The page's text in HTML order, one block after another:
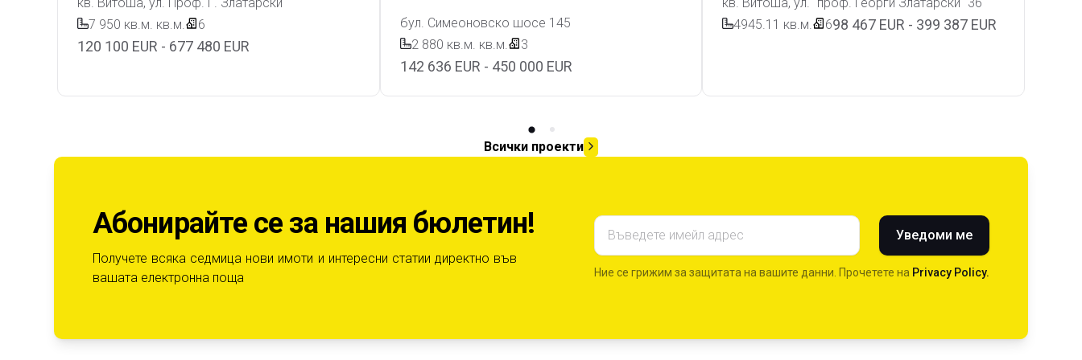
9Периодичен месечен отчет за напредъка на строителството и основните моменти и етапи
11
количества и цени,изготвен от изпълнителя на обекта
Всички проекти
7 950 кв.м. кв.м. 6
120 100 EUR - 677 480 EUR
бул. Симеоновско шосе 145
2 880 кв.м. кв.м. 3
142 636 EUR - 450 000 EUR
4945.11 кв.м. 698 467 EUR - 399 387 EUR
Абонирайте се за нашия бюлетин!
Получете всяка седмица нови имоти и интересни статии директно във
вашата електронна поща
Емайл адрес
Уведоми ме
Ние се грижим за защитата на вашите данни. Прочетете на Privacy Policy.